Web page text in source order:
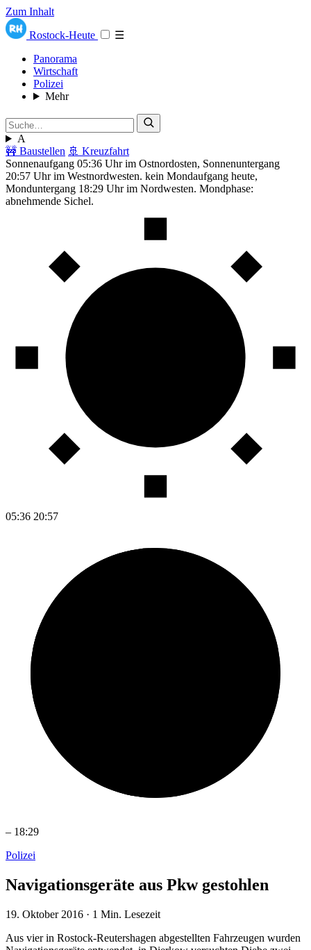
Zum Inhalt
Rostock-Heute
☰
Panorama
Wirtschaft
Polizei
Mehr
A
🚧 Baustellen 🚢 Kreuzfahrt
Sonnenaufgang 05:36 Uhr im Ostnordosten, Sonnenuntergang
20:57 Uhr im Westnordwesten. kein Mondaufgang heute,
Monduntergang 18:29 Uhr im Nordwesten. Mondphase:
abnehmende Sichel.
05:36 20:57
– 18:29
Polizei
Navigationsgeräte aus Pkw gestohlen
19. Oktober 2016 · 1 Min. Lesezeit
Aus vier in Rostock-Reutershagen abgestellten Fahrzeugen wurden